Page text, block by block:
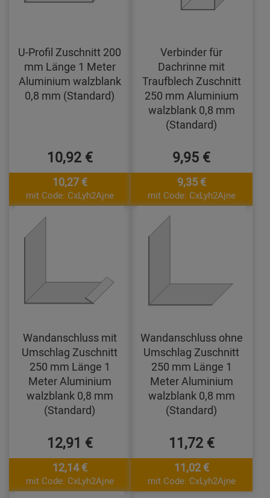
U-Profil Zuschnitt 200
mm Länge 1 Meter
Aluminium walzblank
0,8 mm (Standard)
10,92 €
10,27 €
mit Code: CxLyh2Ajne
Verbinder für
Dachrinne mit
Traufblech Zuschnitt
250 mm Aluminium
walzblank 0,8 mm
(Standard)
9,95 €
9,35 €
mit Code: CxLyh2Ajne
Wandanschluss mit
Umschlag Zuschnitt
250 mm Länge 1
Meter Aluminium
walzblank 0,8 mm
(Standard)
12,91 €
12,14 €
mit Code: CxLyh2Ajne
Wandanschluss ohne
Umschlag Zuschnitt
250 mm Länge 1
Meter Aluminium
walzblank 0,8 mm
(Standard)
11,72 €
11,02 €
mit Code: CxLyh2Ajne